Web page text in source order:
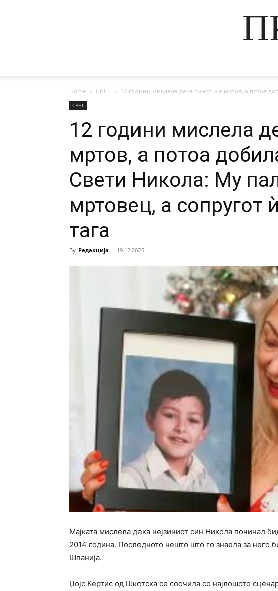
Home СВЕТ 12 години мислела дека синот ѝ е мртов, а потоа
СВЕТ
12 години мислела
мртов, а потоа
Свети Никола: Му
мртовец, а сопругот
тага
By Редакција - 19.12.2025
Мајката мислела дека нејзиниот син Никола починал
2014 година. Последното нешто што го знаела за него
Шпанија.
Џојс Кертис од Шкотска се соочила со најлошото